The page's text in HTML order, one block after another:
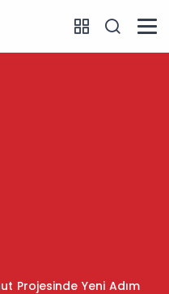
Projesinde Yeni Adım